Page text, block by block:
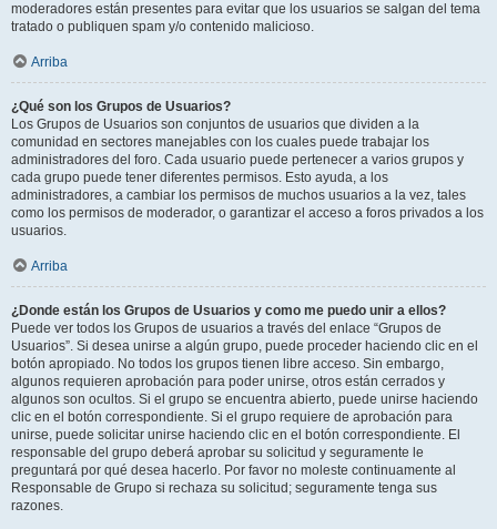
moderadores están presentes para evitar que los usuarios se salgan del tema
tratado o publiquen spam y/o contenido malicioso.
Arriba
¿Qué son los Grupos de Usuarios?
Los Grupos de Usuarios son conjuntos de usuarios que dividen a la
comunidad en sectores manejables con los cuales puede trabajar los
administradores del foro. Cada usuario puede pertenecer a varios grupos y
cada grupo puede tener diferentes permisos. Esto ayuda, a los
administradores, a cambiar los permisos de muchos usuarios a la vez, tales
como los permisos de moderador, o garantizar el acceso a foros privados a los
usuarios.
Arriba
¿Donde están los Grupos de Usuarios y como me puedo unir a ellos?
Puede ver todos los Grupos de usuarios a través del enlace “Grupos de
Usuarios”. Si desea unirse a algún grupo, puede proceder haciendo clic en el
botón apropiado. No todos los grupos tienen libre acceso. Sin embargo,
algunos requieren aprobación para poder unirse, otros están cerrados y
algunos son ocultos. Si el grupo se encuentra abierto, puede unirse haciendo
clic en el botón correspondiente. Si el grupo requiere de aprobación para
unirse, puede solicitar unirse haciendo clic en el botón correspondiente. El
responsable del grupo deberá aprobar su solicitud y seguramente le
preguntará por qué desea hacerlo. Por favor no moleste continuamente al
Responsable de Grupo si rechaza su solicitud; seguramente tenga sus
razones.